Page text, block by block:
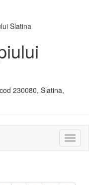
230080, Slatina,
sau